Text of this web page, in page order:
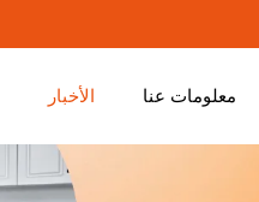
معلومات عنا الأخبار